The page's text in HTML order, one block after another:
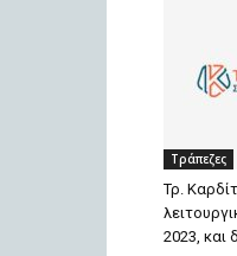
Τράπεζες
Τρ.
2023, και